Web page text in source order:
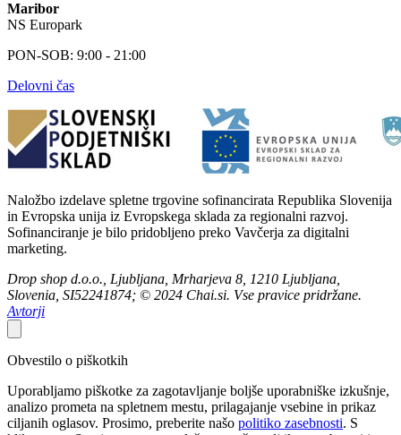
Maribor
NS Europark
PON-SOB: 9:00 - 21:00
Delovni čas
Naložbo izdelave spletne trgovine sofinancirata Republika Slovenija
in Evropska unija iz Evropskega sklada za regionalni razvoj.
Sofinanciranje je bilo pridobljeno preko Vavčerja za digitalni
marketing.
Drop shop d.o.o., Ljubljana, Mrharjeva 8, 1210 Ljubljana,
Slovenia, SI52241874; © 2024 Chai.si. Vse pravice pridržane.
Avtorji